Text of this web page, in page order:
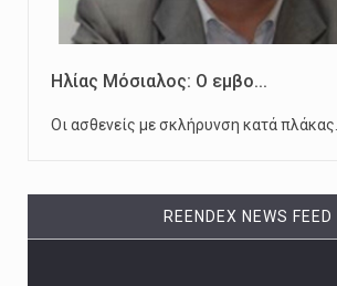
Ηλίας Μόσιαλος: Ο εμβο...
Οι ασθενείς με σκλήρυνση κατά πλάκας…
REENDEX NEWS FEED